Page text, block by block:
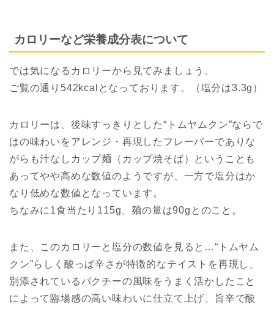
カロリーなど栄養成分表について
では気になるカロリーから見てみましょう。
ご覧の通り542kcalとなっております。（塩分は3.3g）
カロリーは、後味すっきりとした“トムヤムクン”ならで
はの味わいをアレンジ・再現したフレーバーでありな
がらも汁なしカップ麺（カップ焼そば）ということも
あってやや高めな数値のようですが、一方で塩分はか
なり低めな数値となっています。
ちなみに1食当たり115g、麺の量は90gとのこと。
また、このカロリーと塩分の数値を見ると…“トムヤム
クン”らしく酸っぱ辛さが特徴的なテイストを再現し、
別添されているパクチーの風味をうまく活かしたこと
によって臨場感の高い味わいに仕立て上げ、旨辛で酸